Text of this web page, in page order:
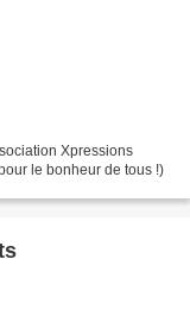
Xpressions
le bonheur de tous !)